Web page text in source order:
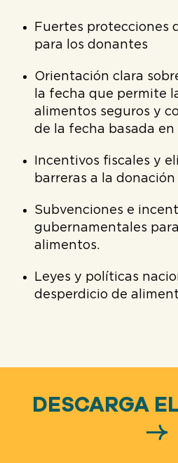
Fuertes protecciones
para los donantes
Orientación clara
la fecha que permite
alimentos seguros y
de la fecha basada en
Incentivos fiscales y
barreras a la donación
Subvenciones e
gubernamentales
alimentos.
Leyes y políticas
desperdicio de
DESCARGA